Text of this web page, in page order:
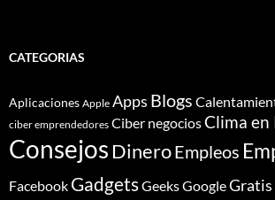
CATEGORIAS
Aplicaciones Apple Apps Blogs
ciber emprendedores Ciber negociosClima en
ConsejosDineroEmpleos
Facebook GadgetsGeeksGoogleGratis